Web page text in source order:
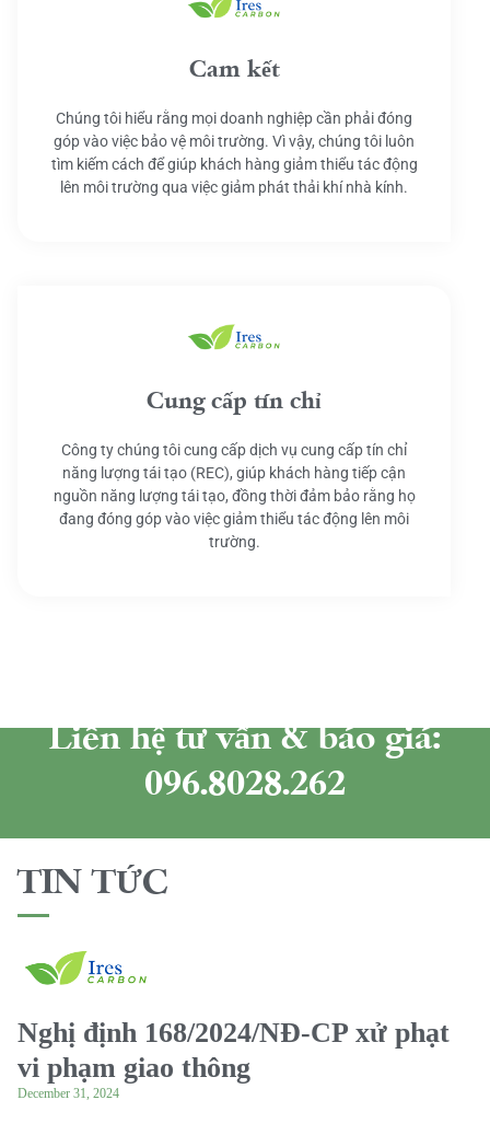
Cam kết
Chúng tôi hiểu rằng mọi doanh nghiệp cần phải đóng
góp vào việc bảo vệ môi trường. Vì vậy, chúng tôi luôn
tìm kiếm cách để giúp khách hàng giảm thiểu tác động
lên môi trường qua việc giảm phát thải khí nhà kính.
Cung cấp tín chỉ
Công ty chúng tôi cung cấp dịch vụ cung cấp tín chỉ
năng lượng tái tạo (REC), giúp khách hàng tiếp cận
nguồn năng lượng tái tạo, đồng thời đảm bảo rằng họ
đang đóng góp vào việc giảm thiểu tác động lên môi
trường.
Liên hệ tư vấn & báo giá:
096.8028.262
TIN TỨC
Nghị định 168/2024/NĐ-CP xử phạt
vi phạm giao thông
December 31, 2024